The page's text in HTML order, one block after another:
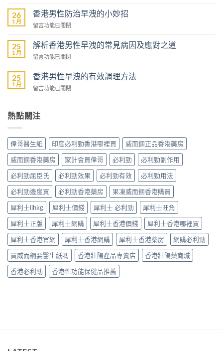
陽
藥
商
–
專
壯
陽
產
物
中
港
男
性
防
早
洩
全
面
中
26
1 月
香港男性防治早洩的小妙招
在
港
男
性
治
早
洩
妙
留言功能已關閉
25
1 月
解析香港男性早洩的常見病因及應對之道
在
析
香
港
早
常
見
病
因
及
應
對
之
道〉
中
留言功能已關閉
25
1 月
香港男性早洩的有效調理方法
在
男
性
洩
的
有
效
調
理
方
法〉
中
留言功能已關閉
熱點關注
偉哥醫生紙 印度必利勁香港哪裡買
威而鋼正品香港藥房
威而鋼香港藥房
家計會買偉哥 必利勁
必利勁副作用
必利勁屈臣氏
必利勁效果 必利勁有效
必利勁用法
必利勁邊度買
必利勁香港藥房
果凍威而鋼香港購買
犀利士lihkg
犀利士價錢 犀利士 必利勁
犀利士旺角
犀利士正版
犀利士網購 犀利士香港價錢
犀利士香港哪裡買
犀利士香港官網
犀利士香港網購 犀利士香港藥房
網購必利勁
買威而鋼要醫生紙嗎
香港壯陽產品專賣店
香港壯陽藥商城
香港必利勁
香港性功能保健品推薦